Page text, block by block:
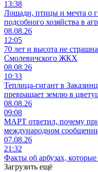
13:38
Лошади, птицы и мечта о
подсобного хозяйства в
08.08.26
12:05
70 лет и высота не
Смолевичского ЖКХ
08.08.26
10:33
Теплица-гигант в
превращает землю в
08.08.26
09:08
МАРТ ответил, почему
международном
07.08.26
21:32
Факты об арбузах,
Загрузить ещё